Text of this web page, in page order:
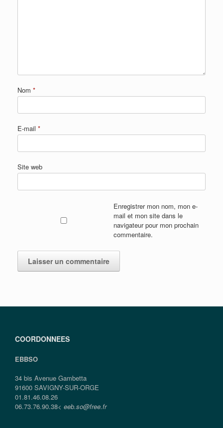
Nom *
E-mail *
Site web
Enregistrer mon nom, mon e-
mail et mon site dans le
navigateur pour mon prochain
commentaire.
COORDONNEES
EBBSO
34 bis Avenue Gambetta
91600 SAVIGNY-SUR-ORGE
01.81.46.08.26
06.73.76.90.38< eeb.so@free.fr